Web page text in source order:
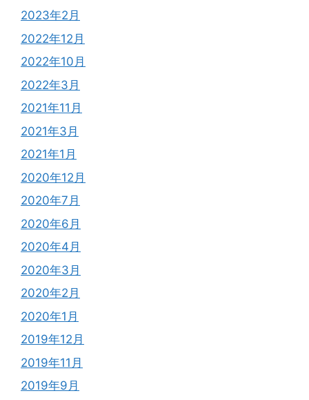
2023年2月
2022年12月
2022年10月
2022年3月
2021年11月
2021年3月
2021年1月
2020年12月
2020年7月
2020年6月
2020年4月
2020年3月
2020年2月
2020年1月
2019年12月
2019年11月
2019年9月